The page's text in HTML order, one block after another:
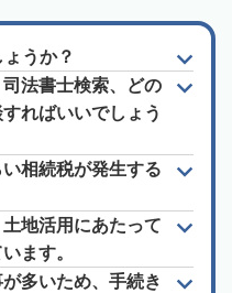
うか？
法書士検索、どの
ればいいでしょう
相続税が発生する
地活用にあたって
ます。
多いため、手続き